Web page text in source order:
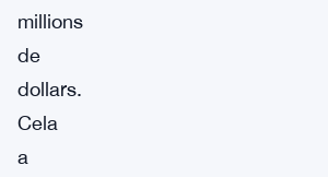
millions
de
dollars.
Cela
a